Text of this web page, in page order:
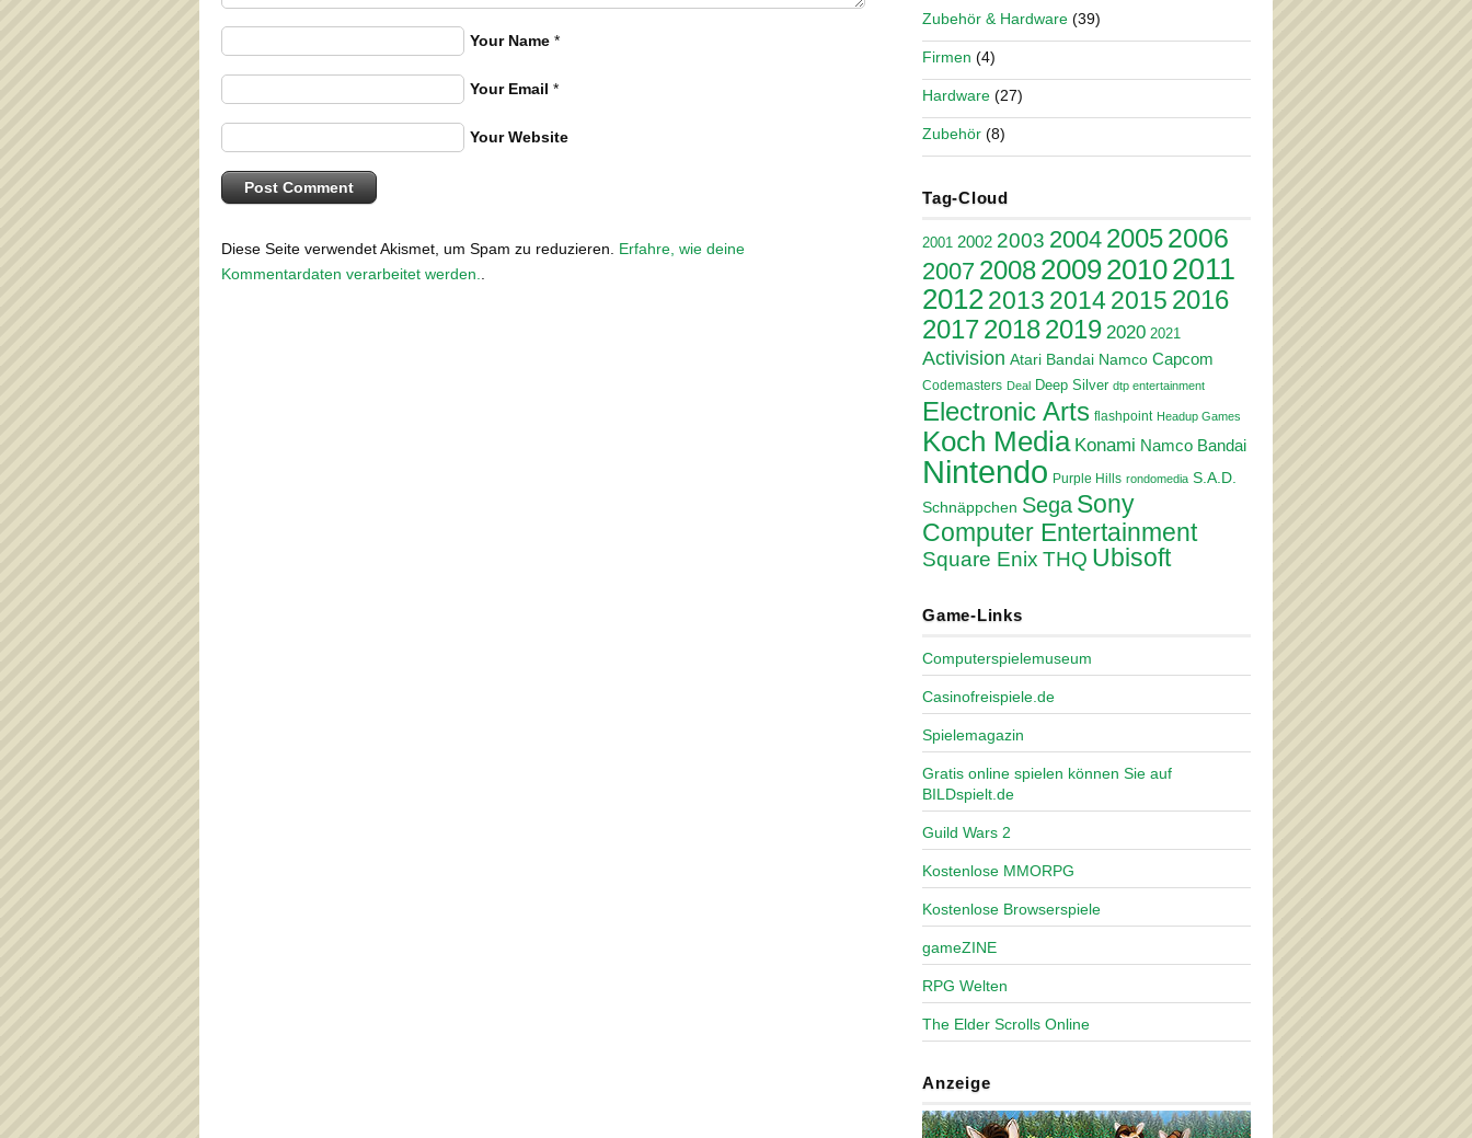
Your Name *
Your Email *
Your Website
Diese Seite verwendet Akismet, um Spam zu reduzieren. Erfahre, wie deine
Kommentardaten verarbeitet werden.
Zubehör & Hardware (39)
Firmen (4)
Hardware (27)
Zubehör (8)
Tag-Cloud
2001 2002 2003 2004 20052006
2007 2008200920102011
20122013 20142015 2016
201720182019 2020 2021
Activision Atari Bandai Namco Capcom
Codemasters Deal Deep Silver dtp entertainment
Electronic Arts flashpoint Headup Games
Koch Media Konami Namco Bandai
Nintendo Purple Hills rondomedia S.A.D.
Schnäppchen Sega Sony
Computer Entertainment
Square Enix THQ Ubisoft
Game-Links
Computerspielemuseum
Casinofreispiele.de
Spielemagazin
Gratis online spielen können Sie auf
BILDspielt.de
Guild Wars 2
Kostenlose MMORPG
Kostenlose Browserspiele
gameZINE
RPG Welten
The Elder Scrolls Online
Anzeige